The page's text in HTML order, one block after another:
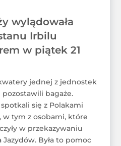
wylądowała
Irbilu
w piątek 21
jednej z jednostek
bagaże.
się z Polakami
tym z osobami, które
w przekazywaniu
Była to pomoc